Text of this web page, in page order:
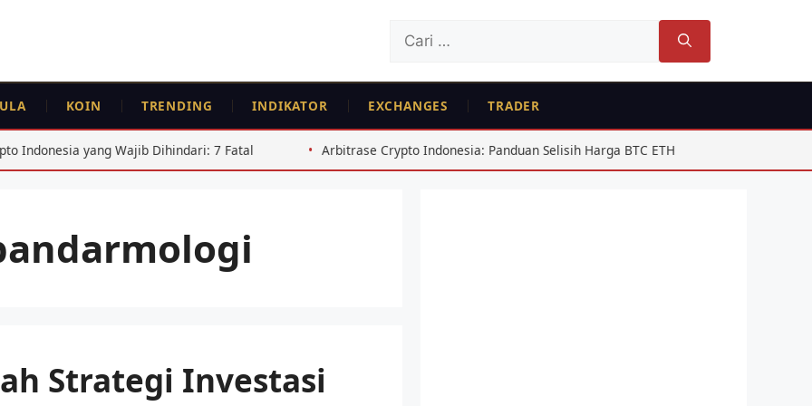
Cari
KOIN TRENDING INDIKATOR EXCHANGES TRADER
yang Wajib Dihindari: 7 Fatal Arbitrase Crypto Indonesia: Panduan Selisih Harga BTC ETH USD/IDR Agustus
Strategi Investasi